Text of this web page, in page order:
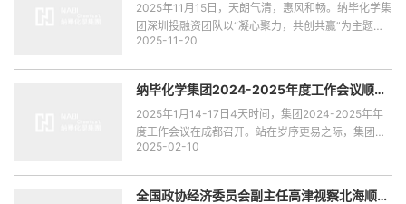
2025年11月15日，天朗气清，惠风和畅。纳毕化学集
团深圳投融资团队以“凝心聚力，共创共赢”为主题的
团建活动在深圳光明区成功举行，团队成员共同参与
2025-11-20
纳毕化学集团2024-2025年度工作会议顺利
2025年1月14-17日4天时间，集团2024-2025年年
度工作会议在成都召开。站在岁序更易之际，集团来
自港、粤、湘、桂、川等地高级经理齐聚蓉城，共同
2025-02-10
全国政协经济委员会副主任高津视察北海顺应